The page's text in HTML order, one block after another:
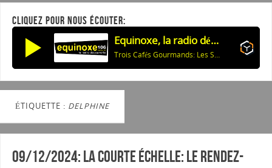
CLIQUEZ POUR NOUS ÉCOUTER:
Equinoxe, la radio découverte
Trois Cafés Gourmands: Les Secrets Interdits/Les Mots Tristes
ÉTIQUETTE : DELPHINE
09/12/2024: La courte échelle: Le rendez-